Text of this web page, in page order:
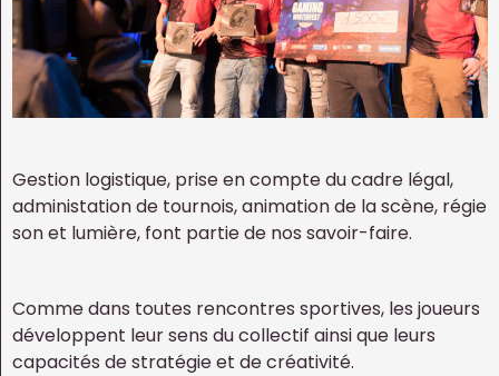
Gestion logistique, prise en compte du cadre légal,
administation de tournois, animation de la scène, régie
son et lumière, font partie de nos savoir-faire.
Comme dans toutes rencontres sportives, les joueurs
développent leur sens du collectif ainsi que leurs
capacités de stratégie et de créativité.